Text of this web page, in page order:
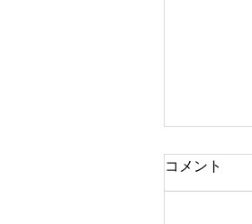
コメント